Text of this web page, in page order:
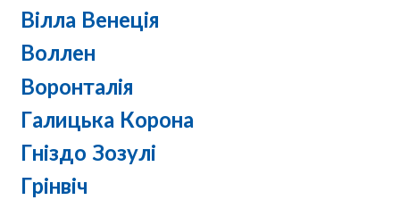
Вілла Венеція
Воллен
Воронталія
Галицька Корона
Гніздо Зозулі
Грінвіч